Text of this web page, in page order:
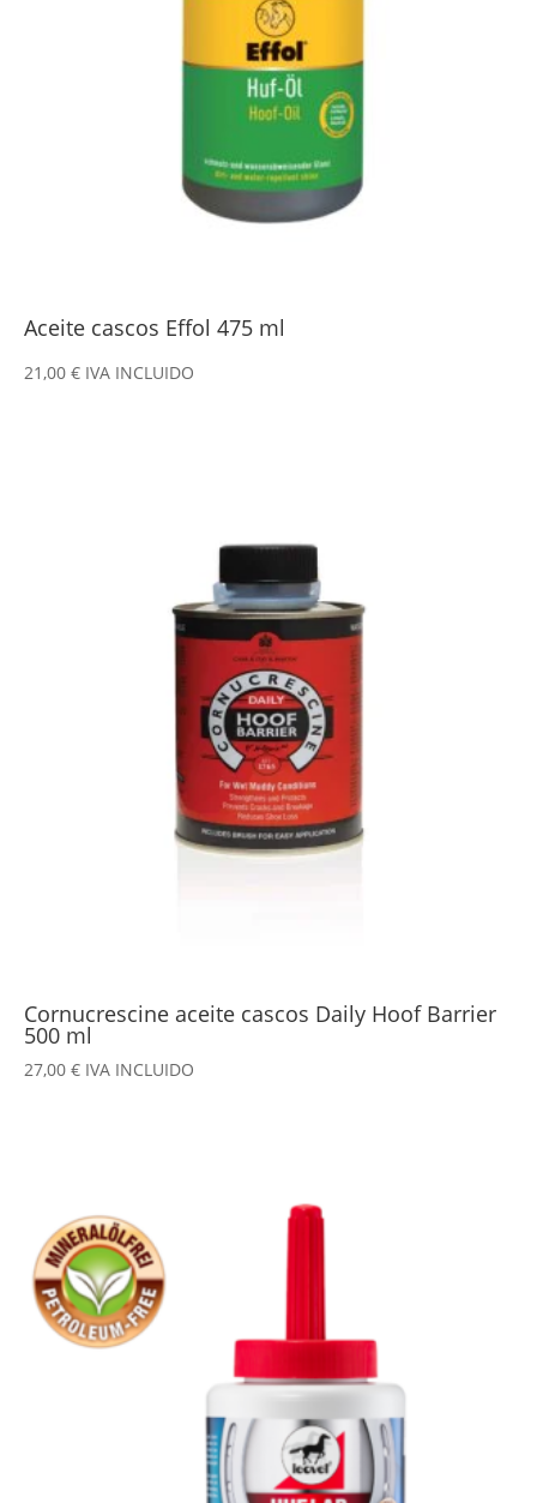
Aceite cascos Effol 475 ml
21,00 € IVA INCLUIDO
Cornucrescine aceite cascos Daily Hoof Barrier
500 ml
27,00 € IVA INCLUIDO